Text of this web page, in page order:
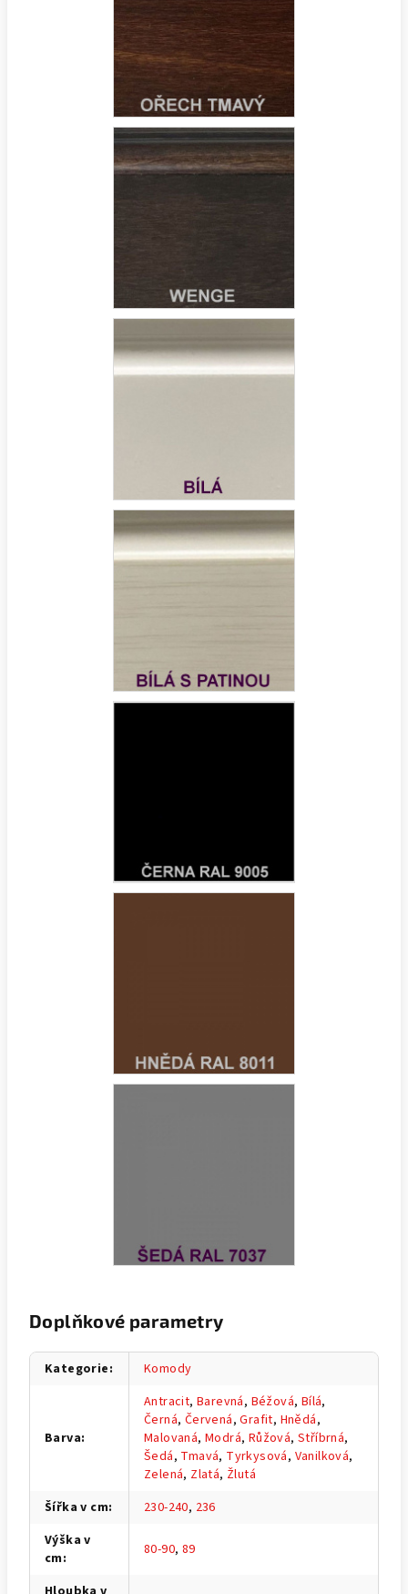
Doplňkové parametry
Kategorie: Komody
Barva:
Antracit,Barevná, Béžová, Bílá,
Černá, Červená,Grafit, Hnědá,
Malovaná,Modrá, Růžová,Stříbrná,
Šedá, Tmavá, Tyrkysová, Vanilková,
Zelená, Zlatá, Žlutá
Šířka v cm: 230-240, 236
Výška v
cm: 80-90, 89